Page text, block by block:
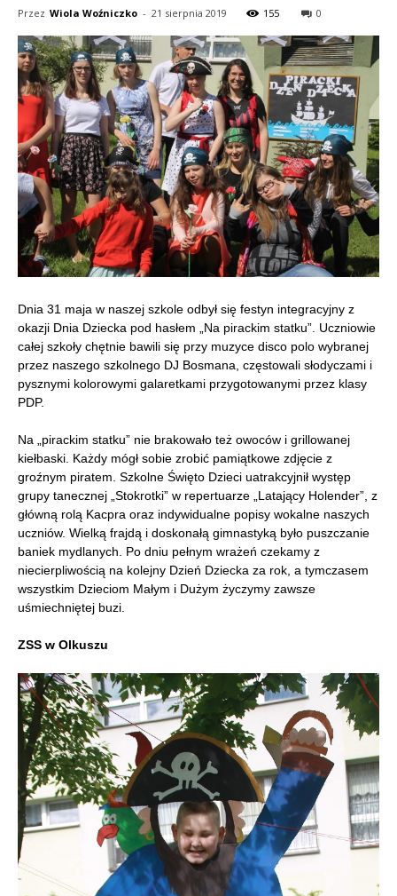
Przez Wiola Woźniczko - 21 sierpnia 2019 155 0
Dnia 31 maja w naszej szkole odbył się festyn integracyjny z
okazji Dnia Dziecka pod hasłem „Na pirackim statku”. Uczniowie
całej szkoły chętnie bawili się przy muzyce disco polo wybranej
przez naszego szkolnego DJ Bosmana, częstowali słodyczami i
pysznymi kolorowymi galaretkami przygotowanymi przez klasy
PDP.
Na „pirackim statku” nie brakowało też owoców i grillowanej
kiełbaski. Każdy mógł sobie zrobić pamiątkowe zdjęcie z
groźnym piratem. Szkolne Święto Dzieci uatrakcyjnił występ
grupy tanecznej „Stokrotki” w repertuarze „Latający Holender”, z
główną rolą Kacpra oraz indywidualne popisy wokalne naszych
uczniów. Wielką frajdą i doskonałą gimnastyką było puszczanie
baniek mydlanych. Po dniu pełnym wrażeń czekamy z
niecierpliwością na kolejny Dzień Dziecka za rok, a tymczasem
wszystkim Dzieciom Małym i Dużym życzymy zawsze
uśmiechniętej buzi.
ZSS w Olkuszu